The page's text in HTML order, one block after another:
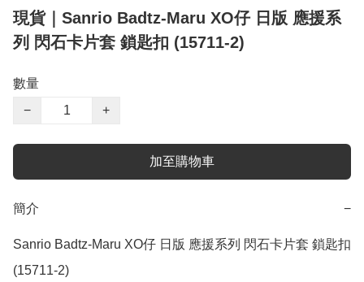
現貨｜Sanrio Badtz-Maru XO仔 日版 應援系
列 閃石卡片套 鎖匙扣 (15711-2)
數量
−
+
加至購物車
簡介 −
Sanrio Badtz-Maru XO仔 日版 應援系列 閃石卡片套 鎖匙扣
(15711-2)